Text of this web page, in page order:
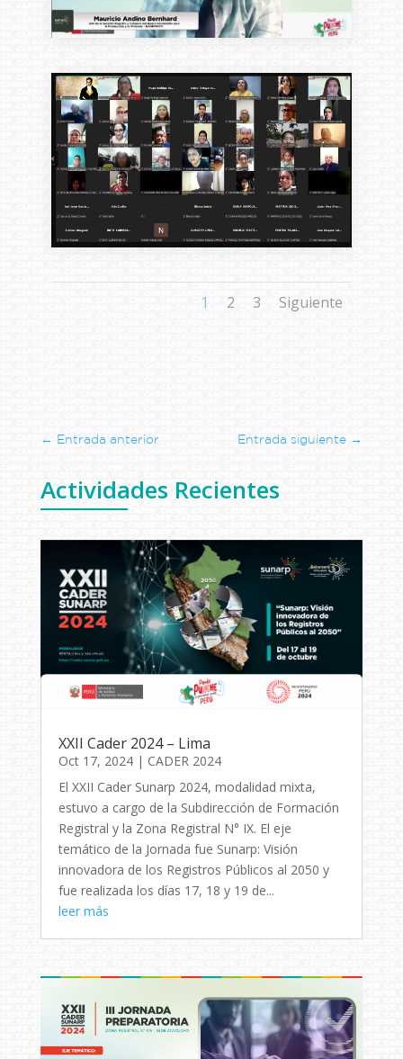
1 2 3 Siguiente
← Entrada anterior Entrada siguiente →
Actividades Recientes
XXII Cader 2024 – Lima
Oct 17, 2024| CADER 2024
El XXII Cader Sunarp 2024, modalidad mixta,
estuvo a cargo de la Subdirección de Formación
Registral y la Zona Registral N° IX. El eje
temático de la Jornada fue Sunarp: Visión
innovadora de los Registros Públicos al 2050 y
fue realizada los días 17, 18 y 19 de...
leer más